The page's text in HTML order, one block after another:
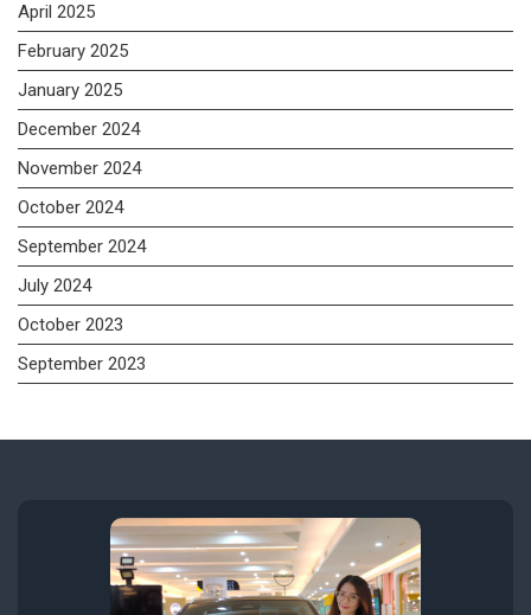
April 2025
February 2025
January 2025
December 2024
November 2024
October 2024
September 2024
July 2024
October 2023
September 2023